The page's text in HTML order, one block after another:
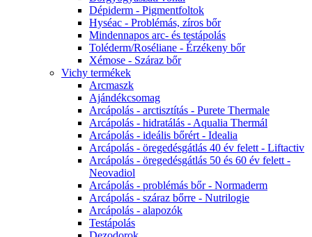
Dépiderm - Pigmentfoltok
Hyséac - Problémás, zíros bőr
Mindennapos arc- és testápolás
Toléderm/Roséliane - Érzékeny bőr
Xémose - Száraz bőr
Vichy termékek
Arcmaszk
Ajándékcsomag
Arcápolás - arctisztítás - Purete Thermale
Arcápolás - hidratálás - Aqualia Thermál
Arcápolás - ideális bőrért - Idealia
Arcápolás - öregedésgátlás 40 év felett - Liftactiv
Arcápolás - öregedésgátlás 50 és 60 év felett -
Neovadiol
Arcápolás - problémás bőr - Normaderm
Arcápolás - száraz bőrre - Nutrilogie
Arcápolás - alapozók
Testápolás